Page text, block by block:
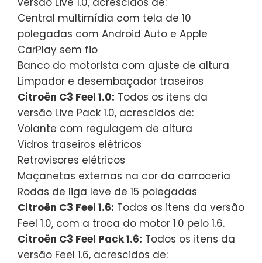
Central multimídia com tela de 10
polegadas com Android Auto e Apple
CarPlay sem fio
Banco do motorista com ajuste de altura
Limpador e desembaçador traseiros
Citroën C3 Feel 1.0: Todos os itens da
versão Live Pack 1.0, acrescidos de:
Volante com regulagem de altura
Vidros traseiros elétricos
Retrovisores elétricos
Maçanetas externas na cor da carroceria
Rodas de liga leve de 15 polegadas
Citroën C3 Feel 1.6: Todos os itens da versão
Feel 1.0, com a troca do motor 1.0 pelo 1.6.
Citroën C3 Feel Pack 1.6: Todos os itens da
versão Feel 1.6, acrescidos de: